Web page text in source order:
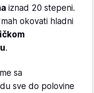
iznad 20 stepeni.
okovati hladni
.
sa
sve do polovine